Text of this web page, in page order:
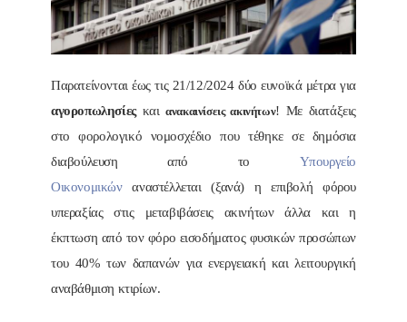
Παρατείνονται έως τις 21/12/2024 δύο ευνοϊκά μέτρα για
αγοροπωλησίεςκαιανακαινίσεις ακινήτων! Με διατάξεις
στο φορολογικό νομοσχέδιο που τέθηκε σε δημόσια
διαβούλευση από το Υπουργείο
Οικονομικώναναστέλλεται (ξανά) η επιβολή φόρου
υπεραξίας στις μεταβιβάσεις ακινήτων άλλα και η
έκπτωση από τον φόρο εισοδήματος φυσικών προσώπων
του 40% των δαπανών για ενεργειακή και λειτουργική
αναβάθμιση κτιρίων.